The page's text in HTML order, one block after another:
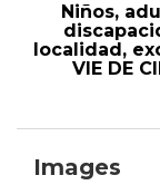
Niños,
localidad,
VIE DE
Images